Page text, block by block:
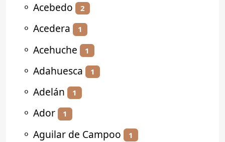
⚬ Acebedo 2
⚬ Acedera 1
⚬ Acehuche 1
⚬ Adahuesca 1
⚬ Adelán 1
⚬ Ador 1
⚬ Aguilar de Campoo 1